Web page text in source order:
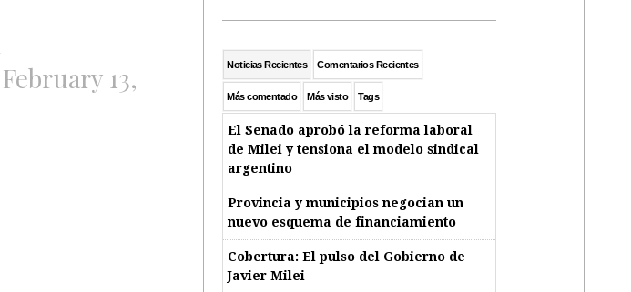
February 13,
Noticias Recientes Comentarios Recientes
Más comentado Más visto Tags
El Senado aprobó la reforma laboral
de Milei y tensiona el modelo sindical
argentino
Provincia y municipios negocian un
nuevo esquema de financiamiento
Cobertura: El pulso del Gobierno de
Javier Milei